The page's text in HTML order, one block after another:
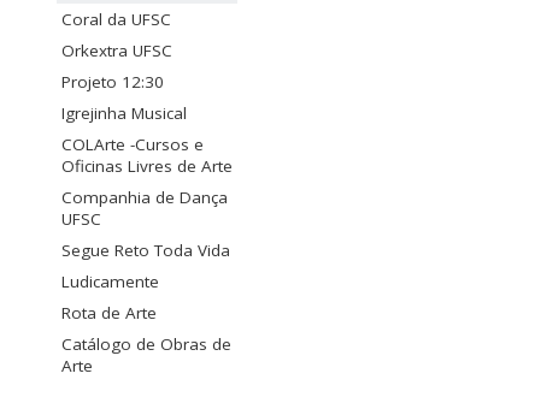
Coral da UFSC
Orkextra UFSC
Projeto 12:30
Igrejinha Musical
COLArte -Cursos e
Oficinas Livres de Arte
Companhia de Dança
UFSC
Segue Reto Toda Vida
Ludicamente
Rota de Arte
Catálogo de Obras de
Arte